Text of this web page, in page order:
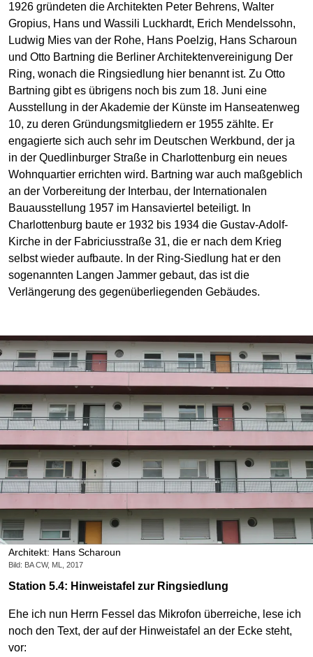
1926 gründeten die Architekten Peter Behrens, Walter
Gropius, Hans und Wassili Luckhardt, Erich Mendelssohn,
Ludwig Mies van der Rohe, Hans Poelzig, Hans Scharoun
und Otto Bartning die Berliner Architektenvereinigung Der
Ring, wonach die Ringsiedlung hier benannt ist. Zu Otto
Bartning gibt es übrigens noch bis zum 18. Juni eine
Ausstellung in der Akademie der Künste im Hanseatenweg
10, zu deren Gründungsmitgliedern er 1955 zählte. Er
engagierte sich auch sehr im Deutschen Werkbund, der ja
in der Quedlinburger Straße in Charlottenburg ein neues
Wohnquartier errichten wird. Bartning war auch maßgeblich
an der Vorbereitung der Interbau, der Internationalen
Bauausstellung 1957 im Hansaviertel beteiligt. In
Charlottenburg baute er 1932 bis 1934 die Gustav-Adolf-
Kirche in der Fabriciusstraße 31, die er nach dem Krieg
selbst wieder aufbaute. In der Ring-Siedlung hat er den
sogenannten Langen Jammer gebaut, das ist die
Verlängerung des gegenüberliegenden Gebäudes.
Architekt: Hans Scharoun
Bild: BA CW, ML, 2017
Station 5.4: Hinweistafel zur Ringsiedlung
Ehe ich nun Herrn Fessel das Mikrofon überreiche, lese ich
noch den Text, der auf der Hinweistafel an der Ecke steht,
vor: